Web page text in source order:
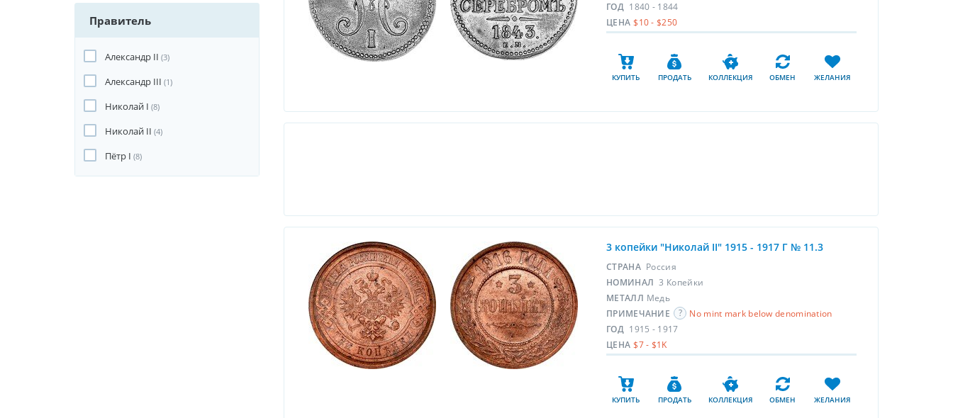
Правитель
Александр II (3)
Александр III (1)
Николай I (8)
Николай II (4)
Пётр I (8)
ГОД 1840 - 1844
ЦЕНА $10 - $250
КУПИТЬ ПРОДАТЬ КОЛЛЕКЦИЯ ОБМЕН ЖЕЛАНИЯ
3 копейки "Николай II" 1915 - 1917 Г № 11.3
СТРАНА Россия
НОМИНАЛ 3 Копейки
МЕТАЛЛ Медь
ПРИМЕЧАНИЕ
No mint mark below denomination
ГОД 1915 - 1917
ЦЕНА $7 - $1K
КУПИТЬ ПРОДАТЬ КОЛЛЕКЦИЯ ОБМЕН ЖЕЛАНИЯ